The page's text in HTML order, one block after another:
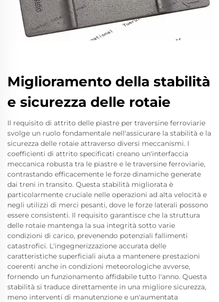
Miglioramento della stabilità
e sicurezza delle rotaie
Il requisito di attrito delle piastre per traversine ferroviarie
svolge un ruolo fondamentale nell'assicurare la stabilità e la
sicurezza delle rotaie attraverso diversi meccanismi. I
coefficienti di attrito specificati creano un'interfaccia
meccanica robusta tra le piastre e le traversine ferroviarie,
contrastando efficacemente le forze dinamiche generate
dai treni in transito. Questa stabilità migliorata è
particolarmente cruciale nelle operazioni ad alta velocità e
negli utilizzi di merci pesanti, dove le forze laterali possono
essere consistenti. Il requisito garantisce che la struttura
delle rotaie mantenga la sua integrità sotto varie
condizioni di carico, prevenendo potenziali fallimenti
catastrofici. L'ingegnerizzazione accurata delle
caratteristiche superficiali aiuta a mantenere prestazioni
coerenti anche in condizioni meteorologiche avverse,
fornendo un funzionamento affidabile tutto l'anno. Questa
stabilità si traduce direttamente in una migliore sicurezza,
meno interventi di manutenzione e un'aumentata